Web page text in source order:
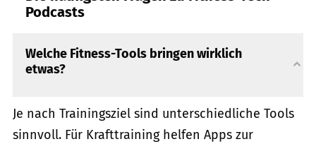
Podcasts
Welche Fitness-Tools bringen wirklich
etwas?
Je nach Trainingsziel sind unterschiedliche Tools
sinnvoll. Für Krafttraining helfen Apps zur